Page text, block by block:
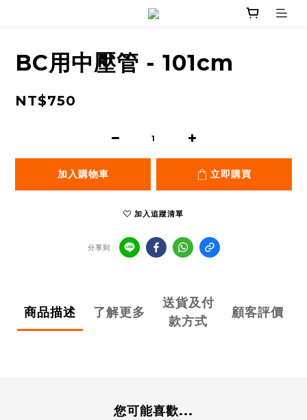
BC用中壓管 - 101cm
NT$750
加入購物車 立即購買
加入追蹤清單
分享到
商品描述 了解更多
送貨及付
款方式
顧客評價
您可能喜歡...